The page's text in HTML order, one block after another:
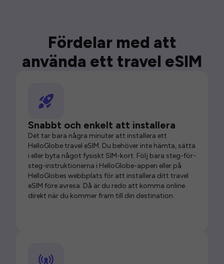
Fördelar med att
använda ett travel eSIM
Snabbt och enkelt att installera
Det tar bara några minuter att installera ett
HelloGlobe travel eSIM. Du behöver inte hämta, sätta
i eller byta något fysiskt SIM-kort. Följ bara steg-för-
steg-instruktionerna i HelloGlobe-appen eller på
HelloGlobes webbplats för att installera ditt travel
eSIM före avresa. Då är du redo att komma online
direkt när du kommer fram till din destination.